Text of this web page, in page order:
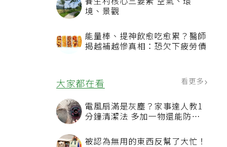
養生村核心三要素 空氣、環
境、景觀
能量棒、提神飲愈吃愈累？醫師
揭越補越慘真相：恐欠下疲勞債
大家都在看
電風扇滿是灰塵？家事達人教1
汙附著